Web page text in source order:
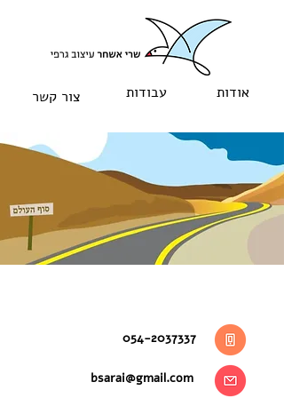
צור קשר עבודות אודות
054-2037337
bsarai@gmail.com